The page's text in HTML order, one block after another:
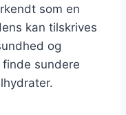
som en
kan tilskrives
og
sundere